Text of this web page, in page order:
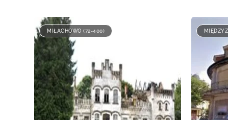
MIŁACHOWO (72-400)